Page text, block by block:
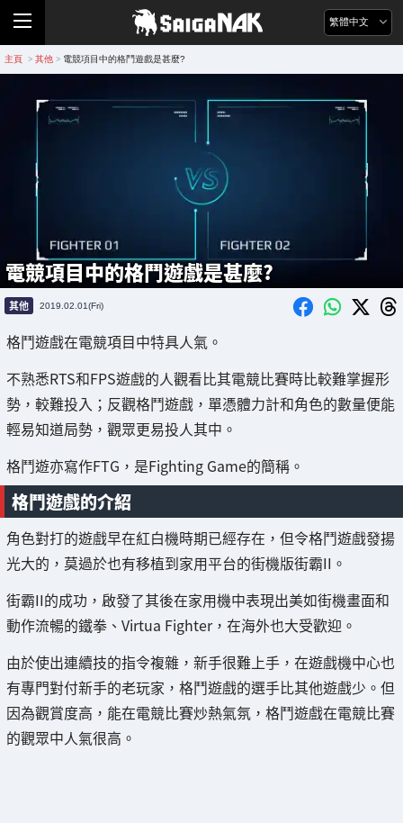
繁體中文
主頁 > 其他 > 電競項目中的格鬥遊戲是甚麼?
電競項目中的格鬥遊戲是甚麼?
其他 2019.02.01(Fri)
格鬥遊戲在電競項目中特具人氣。
不熟悉RTS和FPS遊戲的人觀看比其電競比賽時比較難掌握形
勢，較難投入；反觀格鬥遊戲，單憑體力計和角色的數量便能
輕易知道局勢，觀眾更易投人其中。
格鬥遊亦寫作FTG，是Fighting Game的簡稱。
格鬥遊戲的介紹
角色對打的遊戲早在紅白機時期已經存在，但令格鬥遊戲發揚
光大的，莫過於也有移植到家用平台的街機版街霸II。
街霸II的成功，啟發了其後在家用機中表現出美如街機畫面和
動作流暢的鐵拳、Virtua Fighter，在海外也大受歡迎。
由於使出連續技的指令複雜，新手很難上手，在遊戲機中心也
有專門對付新手的老玩家，格鬥遊戲的選手比其他遊戲少。但
因為觀賞度高，能在電競比賽炒熱氣氛，格鬥遊戲在電競比賽
的觀眾中人氣很高。